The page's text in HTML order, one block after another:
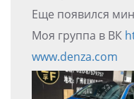
Еще появился
Моя группа в ВК
www.denza.com